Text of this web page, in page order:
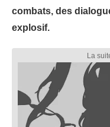
combats, des
explosif.